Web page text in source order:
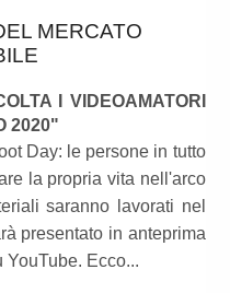
MERCATO
I VIDEOAMATORI
2020"
Day: le persone in tutto
la propria vita nell'arco
saranno lavorati nel
presentato in anteprima
Ecco...